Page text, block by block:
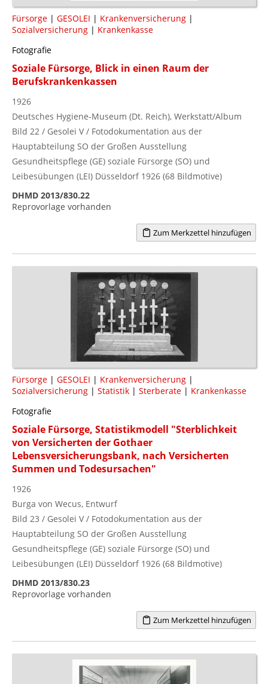
Fürsorge | GESOLEI | Krankenversicherung |
Sozialversicherung | Krankenkasse
Fotografie
Soziale Fürsorge, Blick in einen Raum der
Berufskrankenkassen
1926
Deutsches Hygiene-Museum (Dt. Reich), Werkstatt/Album
Bild 22 / Gesolei V / Fotodokumentation aus der
Hauptabteilung SO der Großen Ausstellung
Gesundheitspflege (GE) soziale Fürsorge (SO) und
Leibesübungen (LEI) Düsseldorf 1926 (68 Bildmotive)
DHMD 2013/830.22
Reprovorlage vorhanden
Zum Merkzettel hinzufügen
Fürsorge | GESOLEI | Krankenversicherung |
Sozialversicherung | Statistik | Sterberate | Krankenkasse
Fotografie
Soziale Fürsorge, Statistikmodell "Sterblichkeit
von Versicherten der Gothaer
Lebensversicherungsbank, nach Versicherten
Summen und Todesursachen"
1926
Burga von Wecus, Entwurf
Bild 23 / Gesolei V / Fotodokumentation aus der
Hauptabteilung SO der Großen Ausstellung
Gesundheitspflege (GE) soziale Fürsorge (SO) und
Leibesübungen (LEI) Düsseldorf 1926 (68 Bildmotive)
DHMD 2013/830.23
Reprovorlage vorhanden
Zum Merkzettel hinzufügen